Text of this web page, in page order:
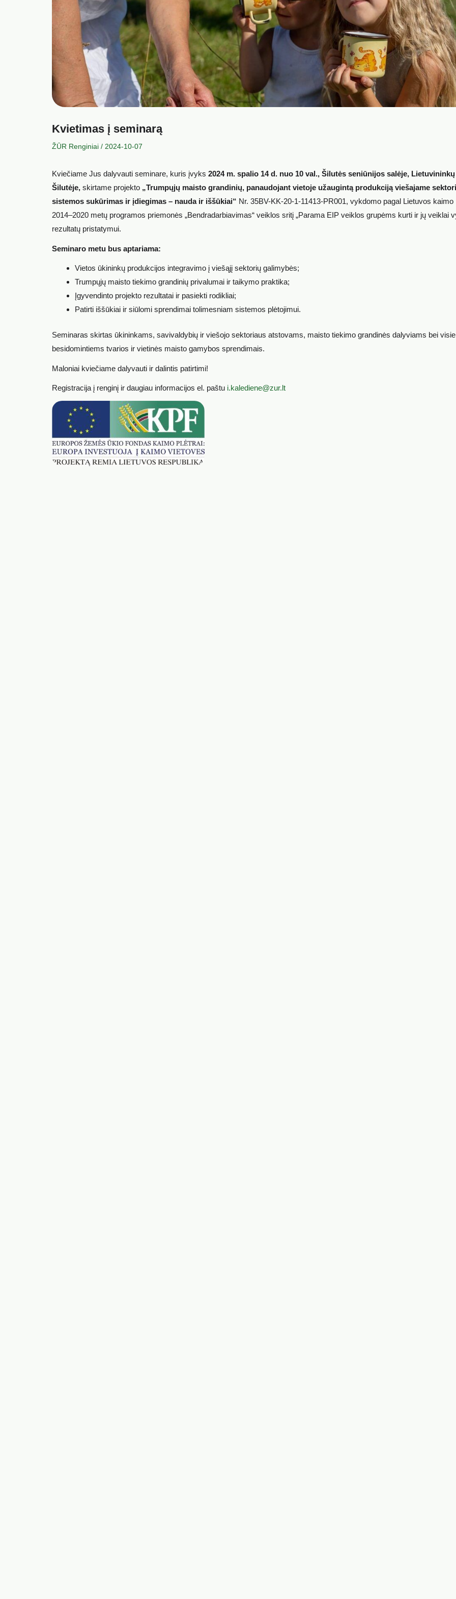
Kvietimas į seminarą
ŽŪR Renginiai / 2024-10-07
Kviečiame Jus dalyvauti seminare, kuris įvyks 2024 m. spalio 14 d. nuo 10 val., Šilutės seniūnijos salėje, Lietuvininkų
Šilutėje, skirtame projekto „Trumpųjų maisto grandinių, panaudojant vietoje užaugintą produkciją viešajame
sistemos sukūrimas ir įdiegimas – nauda ir iššūkiai“ Nr. 35BV-KK-20-1-11413-PR001, vykdomo pagal Lietuvos kaimo
2014–2020 metų programos priemonės „Bendradarbiavimas“ veiklos sritį „Parama EIP veiklos grupėms kurti ir jų veiklai
rezultatų pristatymui.
Seminaro metu bus aptariama:
Vietos ūkininkų produkcijos integravimo į viešąjį sektorių galimybės;
Trumpųjų maisto tiekimo grandinių privalumai ir taikymo praktika;
Įgyvendinto projekto rezultatai ir pasiekti rodikliai;
Patirti iššūkiai ir siūlomi sprendimai tolimesniam sistemos plėtojimui.
Seminaras skirtas ūkininkams, savivaldybių ir viešojo sektoriaus atstovams, maisto tiekimo grandinės dalyviams bei
besidomintiems tvarios ir vietinės maisto gamybos sprendimais.
Maloniai kviečiame dalyvauti ir dalintis patirtimi!
Registracija į renginį ir daugiau informacijos el. paštu i.kalediene@zur.lt